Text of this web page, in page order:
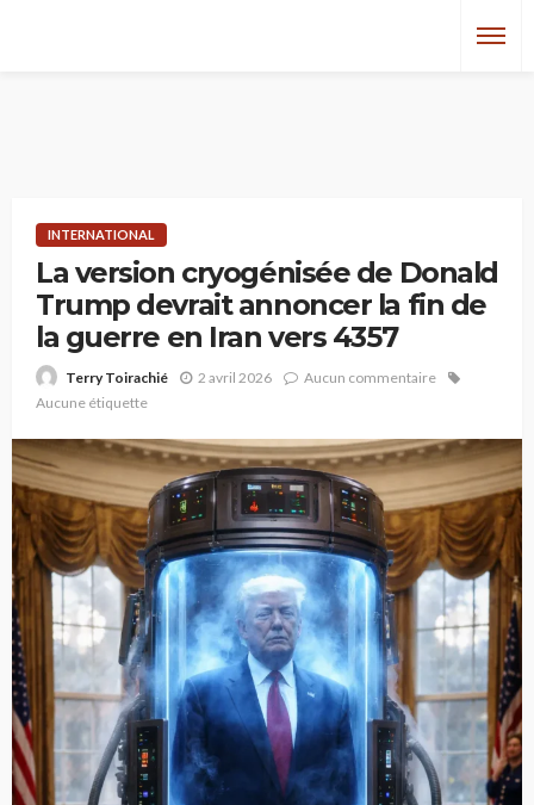
INTERNATIONAL
La version cryogénisée de Donald
Trump devrait annoncer la fin de
la guerre en Iran vers 4357
Terry Toirachié 2 avril 2026
Aucun commentaire
Aucune étiquette